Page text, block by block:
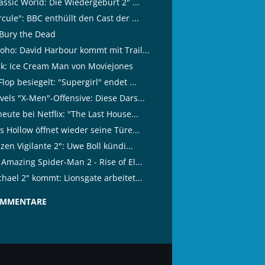
World: Die Wiedergeburt 2" ...
BBC enthüllt den Cast der ...
the Dead
David Harbour kommt mit Trail...
Ice Cream Man von Moviejones
besiegelt: "Supergirl" endet ...
"X-Men"-Offensive: Diese Dars...
bei Netflix: "The Last House...
Hollow öffnet wieder seine Türe...
Vigilante 2": Uwe Boll kündi...
Spider-Man 2 - Rise of El...
2" kommt: Lionsgate arbeitet...